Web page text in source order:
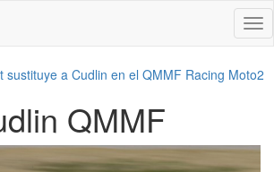
sustituye a Cudlin en el QMMF Racing Moto2
QMMF